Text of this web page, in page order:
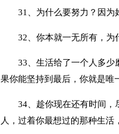
31、为什么要努力？因为好
32、你本就一无所有，为什
33、生活给了一个人多少磨
果你能坚持到最后，你就是唯
34、趁你现在还有时间，尽
人，过着你最想过的那种生活